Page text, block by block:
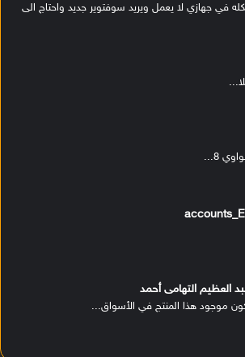
في جهازي لا يعمل ويريد سوفتوير جديد واحتاج الى
8...
العظيم التهامى أحمد
موجود هذا المنتج في الأسواق...